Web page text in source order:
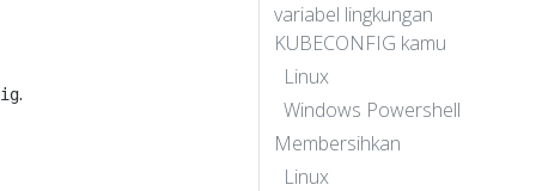
.
variabel lingkungan
KUBECONFIG kamu
Linux
Windows Powershell
Membersihkan
Linux